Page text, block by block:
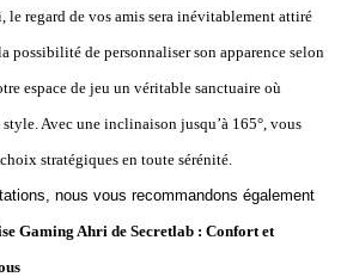
le regard de vos amis sera inévitablement attiré
possibilité de personnaliser son apparence selon
espace de jeu un véritable sanctuaire où
style. Avec une inclinaison jusqu’à 165°, vous
stratégiques en toute sérénité.
nous vous recommandons également
Gaming Ahri de Secretlab : Confort et